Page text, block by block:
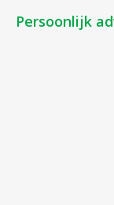
Persoonlijk